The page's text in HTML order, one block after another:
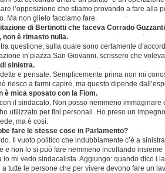
l’opposizione che stiamo provando a fare alla
Ma non glielo facciamo fare.
di Bertinotti che faceva Corrado
non è rimasto nulla.
questione, sulla quale sono certamente
in piazza San Giovanni, scrissero che
sinistra.
e pensate. Semplicemente prima non mi
riesco a farmi capire, ma questo dipende
è mica sposato con la Fiom.
il sindacato. Non posso nemmeno
utilizzato per fini personali. Ho preso un
ma è così.
fare le stesse cose in Parlamento?
Il vuoto politico che indubbiamente c’è a
e non lo si può fare nemmeno incollando insieme
io mi vedo sindacalista. Aggiungo: quando dico i
tutte le persone che per vivere devono fare un